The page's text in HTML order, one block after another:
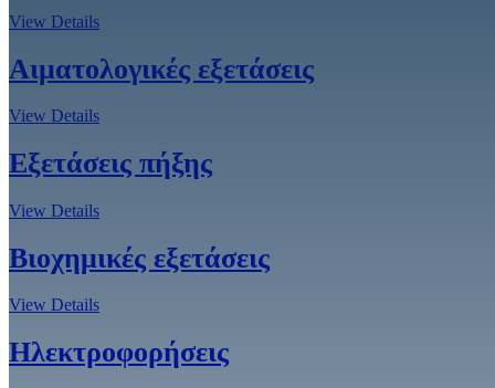
View Details
Αιματολογικές εξετάσεις
View Details
Εξετάσεις πήξης
View Details
Βιοχημικές εξετάσεις
View Details
Ηλεκτροφορήσεις